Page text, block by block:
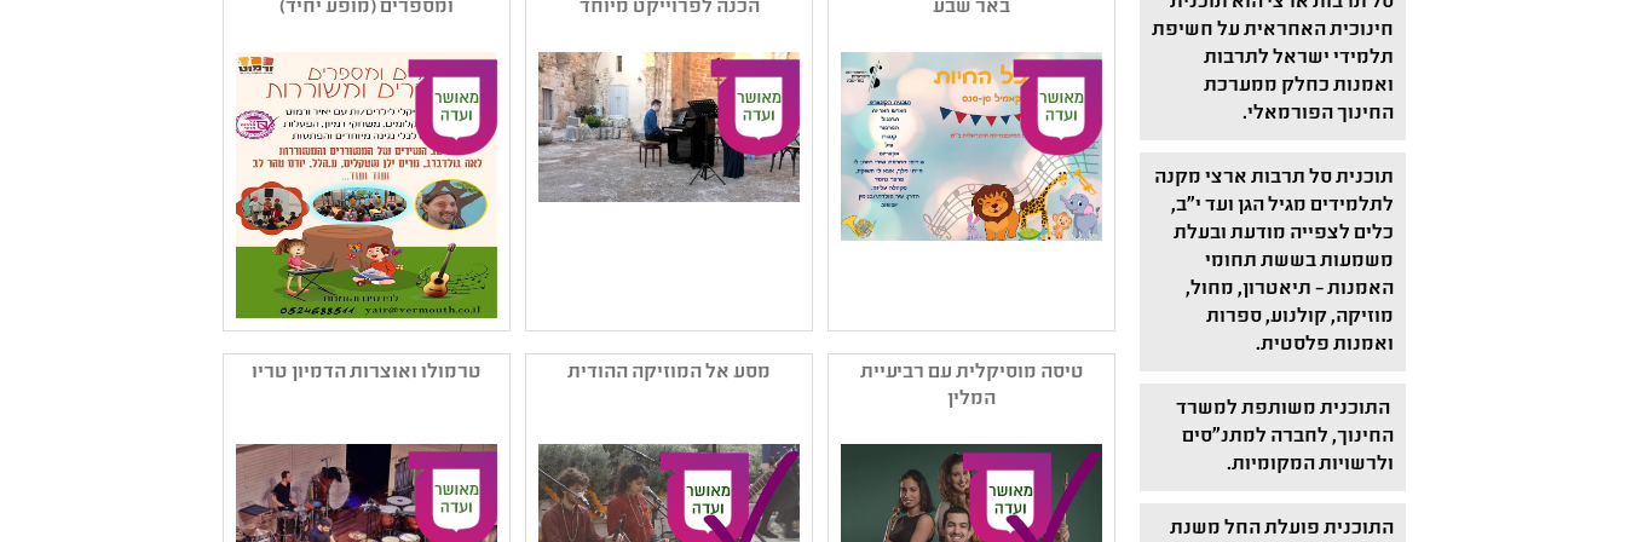
קהל יעד: ג - ו
ותרבויות ישראל ,זמר עברי
,מוזיקה מהעולם
נושאים: תרבות ,שורשים
ותרבויות ישראל
קהל יעד: א - ו
בחברה ,מורשת ותרבות
ערבית
באר שבע
באר שבע
קטגוריה: מוזיקה קלאסית
קהל יעד: גן - ב
הכנה לפרוייקט מיוחד
בע"מ
קטגוריה: מוזיקה עממית
נושאים: תהליכי יצירה
,אמנות ומדע ,תרבות
ומספרים (מופע יחיד)
קטגוריה: מחווה ליוצר ,כלים
וצלילים ,מוזיקה ישראלית
נושאים: תהליכי יצירה
,תרבות
טיסה מוסיקלית עם רביעיית
המלין
מסע אל המוזיקה ההודית טרמולו ואוצרות הדמיון טריו
חינוכית האחראית על חשיפת
תלמידי ישראל לתרבות
ואמנות כחלק ממערכת
החינוך הפורמאלי.
תוכנית סל תרבות ארצי מקנה
לתלמידים מגיל הגן ועד י"ב,
כלים לצפייה מודעת ובעלת
משמעות בששת תחומי
האמנות – תיאטרון, מחול,
מוזיקה, קולנוע, ספרות
ואמנות פלסטית.
התוכנית משותפת למשרד
החינוך, לחברה למתנ"סים
ולרשויות המקומיות.
התוכנית פועלת החל משנת